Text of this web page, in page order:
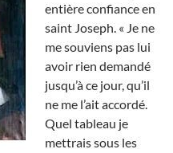
entière confiance en
saint Joseph. « Je ne
me souviens pas lui
avoir rien demandé
jusqu’à ce jour, qu’il
ne me l’ait accordé.
Quel tableau je
mettrais sous les